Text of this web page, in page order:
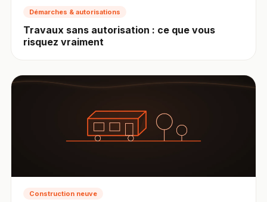
Démarches & autorisations
Travaux sans autorisation : ce que vous
risquez vraiment
Construction neuve